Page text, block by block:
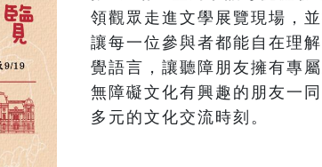
領觀眾走進文學展覽現場，
讓每一位參與者都能自在理
覺語言，讓聽障朋友擁有專
無障礙文化有興趣的朋友一
多元的文化交流時刻。